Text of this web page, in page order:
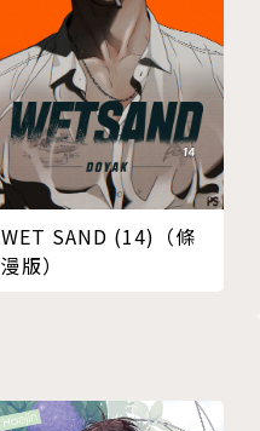
WET SAND (14)（條
漫版）